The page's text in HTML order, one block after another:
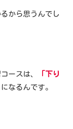
から思うんでし
ースは、
「下り
になるんです。